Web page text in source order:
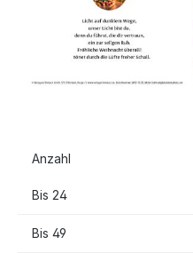
Anzahl
Bis 24
Bis 49